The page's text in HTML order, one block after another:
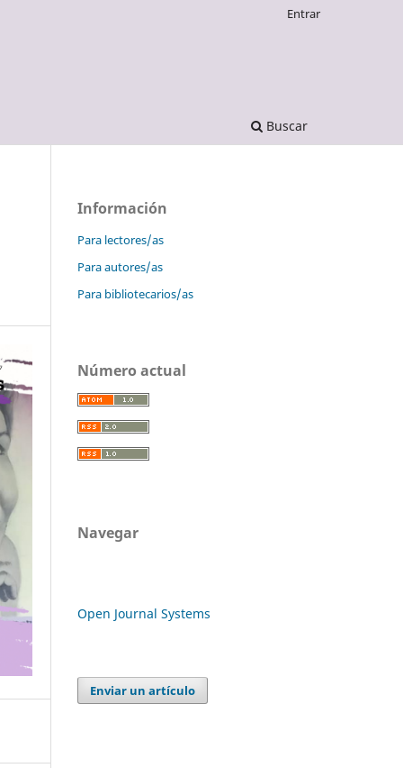
Buscar
Entrar
Información
Para lectores/as
Para autores/as
Para bibliotecarios/as
Número actual
Navegar
Open Journal Systems
Enviar un artículo